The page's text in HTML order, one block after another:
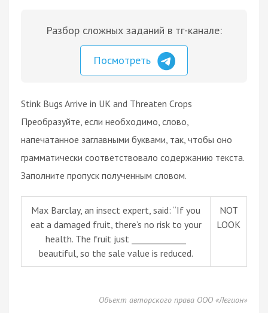
Разбор сложных заданий в тг-канале:
Посмотреть
Stink Bugs Arrive in UK and Threaten Crops
Преобразуйте, если необходимо, слово,
напечатанное заглавными буквами, так, чтобы оно
грамматически соответствовало содержанию текста.
Заполните пропуск полученным словом.
Max Barclay, an insect expert, said: “If you
eat a damaged fruit, there’s no risk to your
health. The fruit just _____________
beautiful, so the sale value is reduced.
NOT
LOOK
Объект авторского права ООО «Легион»